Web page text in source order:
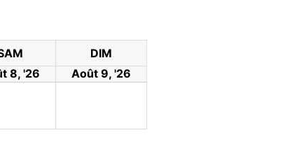
DIM
8, '26 Août 9, '26